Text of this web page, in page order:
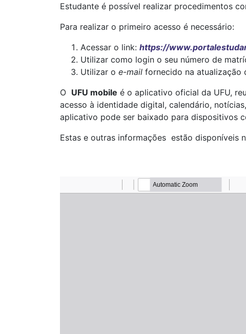
Estudante é possível realizar procedimentos
Para realizar o primeiro acesso é necessário:
Acessar o link: https://
Utilizar como login o seu número de
Utilizar o e-mail fornecido na atualização
O UFU mobile é o aplicativo oficial da UFU,
acesso à identidade digital, calendário,
aplicativo pode ser baixado para dispositivos
Estas e outras informações estão disponíveis